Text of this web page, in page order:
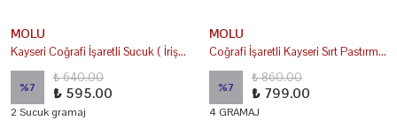
MOLU
Kayseri Coğrafi İşaretli Sucuk ( İrişkilik )
%7
₺ 640.00
₺ 595.00
2 Sucuk gramaj
MOLU
Coğrafi İşaretli Kayseri Sırt Pastırma Yağsız (Çemensiz)
%7
₺ 860.00
₺ 799.00
4 GRAMAJ